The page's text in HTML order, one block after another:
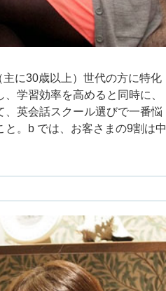
に30歳以上）世代の方に特化
学習効率を高めると同時に、
英会話スクール選びで一番悩
。b では、お客さまの9割は中